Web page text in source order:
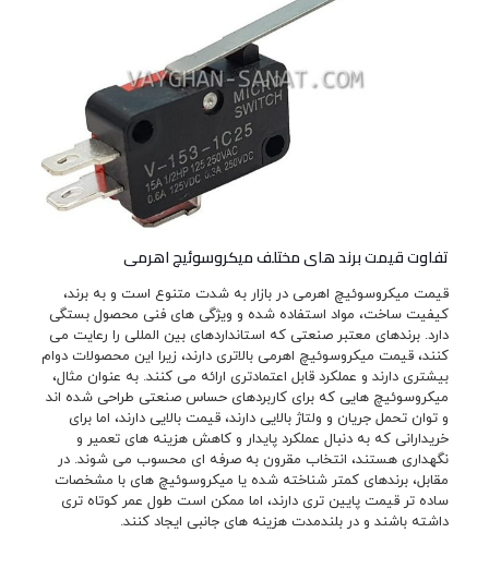
تفاوت قیمت برند های مختلف میکروسوئیچ اهرمی
قیمت میکروسوئیچ اهرمی در بازار به شدت متنوع است و به برند،
کیفیت ساخت، مواد استفاده شده و ویژگی های فنی محصول بستگی
دارد. برندهای معتبر صنعتی که استانداردهای بین المللی را رعایت می
کنند، قیمت میکروسوئیچ اهرمی بالاتری دارند، زیرا این محصولات دوام
بیشتری دارند و عملکرد قابل اعتمادتری ارائه می کنند. به عنوان مثال،
میکروسوئیچ هایی که برای کاربردهای حساس صنعتی طراحی شده اند
و توان تحمل جریان و ولتاژ بالایی دارند، قیمت بالایی دارند، اما برای
خریدارانی که به دنبال عملکرد پایدار و کاهش هزینه های تعمیر و
نگهداری هستند، انتخاب مقرون به صرفه ای محسوب می شوند. در
مقابل، برندهای کمتر شناخته شده یا میکروسوئیچ های با مشخصات
ساده تر قیمت پایین تری دارند، اما ممکن است طول عمر کوتاه تری
داشته باشند و در بلندمدت هزینه های جانبی ایجاد کنند.